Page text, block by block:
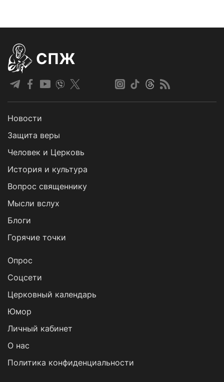
СПЖ
Новости
Защита веры
Человек и Церковь
История и культура
Вопрос священнику
Мысли вслух
Блоги
Горячие точки
Опрос
Cоцсети
Церковный календарь
Юмор
Личный кабинет
О нас
Политика конфиденциальности